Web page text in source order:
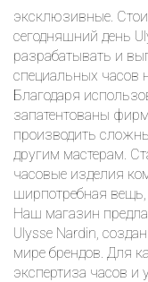
эксклюзивные.
сегодняшний день
разрабатывать и
специальных часов
Благодаря
запатентованы
производить
другим мастерам.
часовые изделия
ширпотребная вещь,
Наш магазин
Ulysse Nardin,
мире брендов. Для
экспертиза часов и